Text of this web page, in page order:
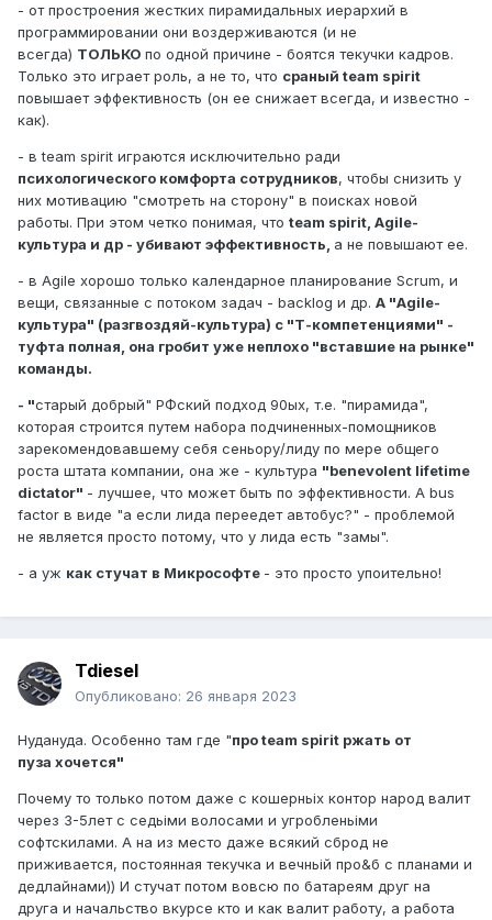
- от простроения жестких пирамидальных иерархий в
программировании они воздерживаются (и не
всегда) ТОЛЬКО по одной причине - боятся текучки кадров.
Только это играет роль, а не то, что сраный team spirit
повышает эффективность (он ее снижает всегда, и известно -
как).
- в team spirit играются исключительно ради
психологического комфорта сотрудников, чтобы снизить у
них мотивацию "смотреть на сторону" в поисках новой
работы. При этом четко понимая, что team spirit, Agile-
культура и др - убивают эффективность, а не повышают ее.
- в Agile хорошо только календарное планирование Scrum, и
вещи, связанные с потоком задач - backlog и др. А "Agile-
культура" (разгвоздяй-культура) с "Т-компетенциями" -
туфта полная, она гробит уже неплохо "вставшие на рынке"
команды.
- "старый добрый" РФский подход 90ых, т.е. "пирамида",
которая строится путем набора подчиненных-помощников
зарекомендовавшему себя сеньору/лиду по мере общего
роста штата компании, она же - культура "benevolent lifetime
dictator" - лучшее, что может быть по эффективности. А bus
factor в виде "а если лида переедет автобус?" - проблемой
не является просто потому, что у лида есть "замы".
- а уж как стучат в Микрософте - это просто упоительно!
Tdiesel
Опубликовано: 26 января 2023
Нудануда. Особенно там где "про team spirit ржать от
пуза хочется"
Почему то только потом даже с кошерньіх контор народ валит
через 3-5лет с седьіми волосами и угробленьіми
софтскилами. А на из место даже всякий сброд не
приживается, постоянная текучка и вечньій про&б с планами и
дедлайнами)) И стучат потом вовсю по батареям друг на
друга и начальство вкурсе кто и как валит работу, а работа